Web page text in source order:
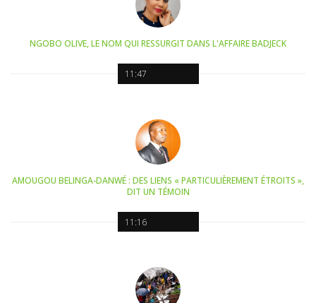
11:47
NGOBO OLIVE, LE NOM QUI RESSURGIT DANS L'AFFAIRE BADJECK
11:16
AMOUGOU BELINGA-DANWÉ : DES LIENS « PARTICULIÈREMENT ÉTROITS »,
DIT UN TÉMOIN